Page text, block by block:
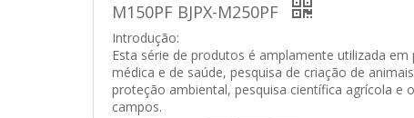
M150PF BJPX-M250PF
Introdução:
Esta série de produtos é amplamente utilizada em
médica e de saúde, pesquisa de criação de
proteção ambiental, pesquisa científica agrícola e
campos.